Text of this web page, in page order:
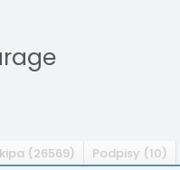
(26569) Podpisy (10)